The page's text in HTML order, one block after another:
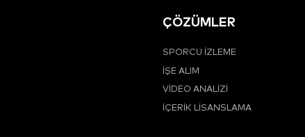
ÇÖZÜMLER
SPORCU İZLEME
İŞE ALIM
VIDEO ANALIZI
İÇERIK LISANSLAMA